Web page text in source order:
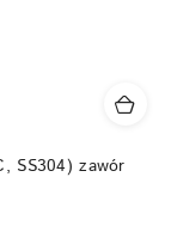
SS304) zawór